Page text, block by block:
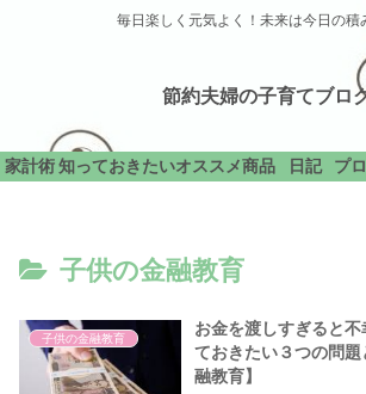
毎日楽しく元気よく！未来は今日の積
節約夫婦の子育てブロ
家計術 知っておきたいオススメ商品 日記 プ
子供の金融教育
子供の金融教育
お金を渡しすぎると
ておきたい３つの問
融教育】